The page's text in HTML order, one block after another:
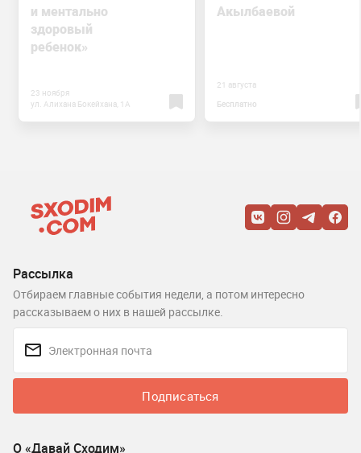
и ментально
здоровый
ребенок»
23 ноября
ул. Алихана Бокейхана, 1А
Акылбаевой
21 августа
Бесплатно
Рассылка
Отбираем главные события недели, а потом интересно
рассказываем о них в нашей рассылке.
Подписаться
О «Давай Сходим»